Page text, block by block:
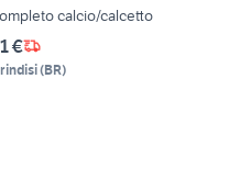
calcio/calcetto
€
(BR)